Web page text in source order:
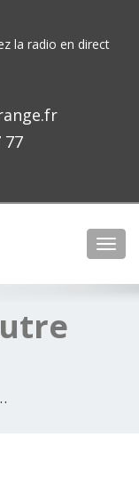
la radio en direct
77